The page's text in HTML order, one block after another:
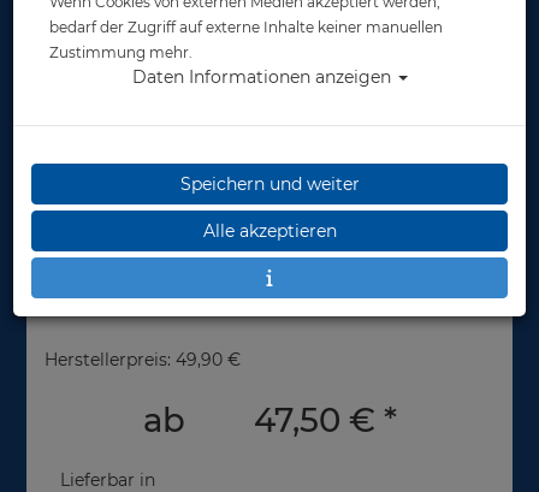
Herstellerpreis: 49,90 €
ab 47,50 € *
Lieferbar in
bedarf der Zugriff auf externe Inhalte keiner manuellen
Zustimmung mehr.
Daten Informationen anzeigen
Speichern und weiter
Alle akzeptieren